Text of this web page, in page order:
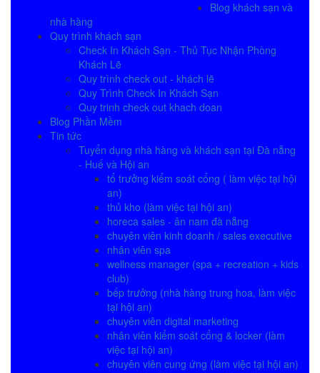
Blog khách sạn và
nhà hàng
Quy trình khách sạn
Check In Khách Sạn - Thủ Tục Nhận Phòng
Khách Lẽ
Quy trình check out - khách lẽ
Quy Trình Check In Khách Sạn
Quy trinh check out khach doan
Blog Phần Mềm
Tin tức
Tuyển dụng nhà hàng và khách sạn tại Đà nẵng
- Huế và Hội an
tổ trưởng kiểm soát cổng ( làm việc tại hội
an)
thủ kho (làm việc tại hội an)
horeca sales - ân nam đà nẵng
chuyên viên kinh doanh / sales executive
nhân viên spa
wellness manager (spa + recreation + kids
club)
bếp trưởng (nhà hàng trung hoa, làm việc
tại hội an)
chuyên viên digital marketing
nhân viên kiểm soát cổng & locker (làm
việc tại hội an)
chuyên viên cung ứng (làm việc tại hội an)